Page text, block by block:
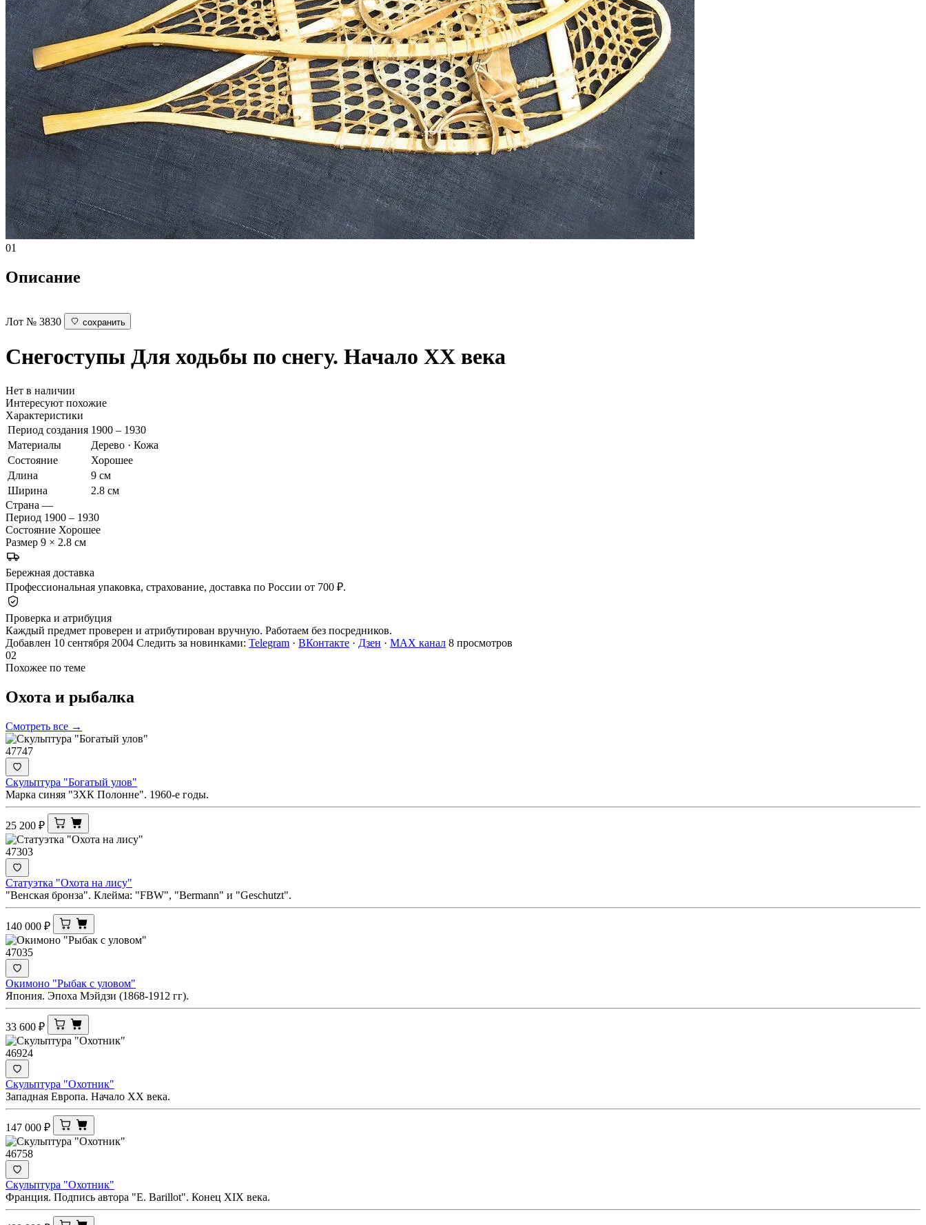
01
Описание
Лот № 3830 сохранить
Снегоступы Для ходьбы по снегу. Начало ХХ века
Нет в наличии
Интересуют похожие
Характеристики
Период создания 1900 – 1930
Материалы
Дерево · Кожа
Состояние
Хорошее
Длина
9 см
Ширина
2.8 см
Страна —
Период 1900 – 1930
Состояние Хорошее
Размер 9 × 2.8 см
Бережная доставка
Профессиональная упаковка, страхование, доставка по России от 700 ₽.
Проверка и атрибуция
Каждый предмет проверен и атрибутирован вручную. Работаем без посредников.
Добавлен 10 сентября 2004 Следить за новинками: Telegram · ВКонтакте · Дзен · MAX канал 8 просмотров
02
Похожее по теме
Охота и рыбалка
Смотреть все →
47747
Скульптура "Богатый улов"
Марка синяя "ЗХК Полонне". 1960-е годы.
25 200 ₽
47303
Статуэтка "Охота на лису"
"Венская бронза". Клейма: "FBW", "Bermann" и "Geschutzt".
140 000 ₽
47035
Окимоно "Рыбак с уловом"
Япония. Эпоха Мэйдзи (1868-1912 гг).
33 600 ₽
46924
Скульптура "Охотник"
Западная Европа. Начало ХХ века.
147 000 ₽
46758
Скульптура "Охотник"
Франция. Подпись автора "E. Barillot". Конец XIX века.